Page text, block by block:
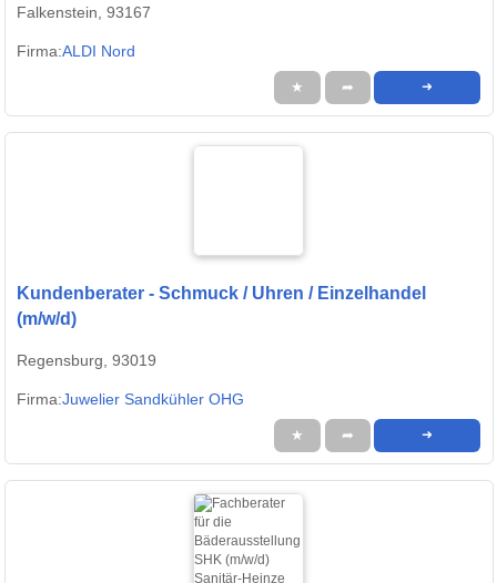
Falkenstein, 93167
Firma:ALDI Nord
★ ➦ ➜
Kundenberater - Schmuck / Uhren / Einzelhandel
(m/w/d)
Regensburg, 93019
Firma:Juwelier Sandkühler OHG
★ ➦ ➜